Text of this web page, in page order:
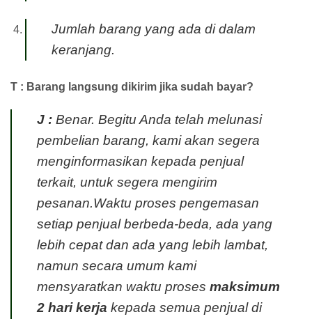
Jumlah barang yang ada di dalam
keranjang.
T : Barang langsung dikirim jika sudah bayar?
J : Benar. Begitu Anda telah melunasi
pembelian barang, kami akan segera
menginformasikan kepada penjual
terkait, untuk segera mengirim
pesanan.Waktu proses pengemasan
setiap penjual berbeda-beda, ada yang
lebih cepat dan ada yang lebih lambat,
namun secara umum kami
mensyaratkan waktu proses maksimum
2 hari kerja kepada semua penjual di